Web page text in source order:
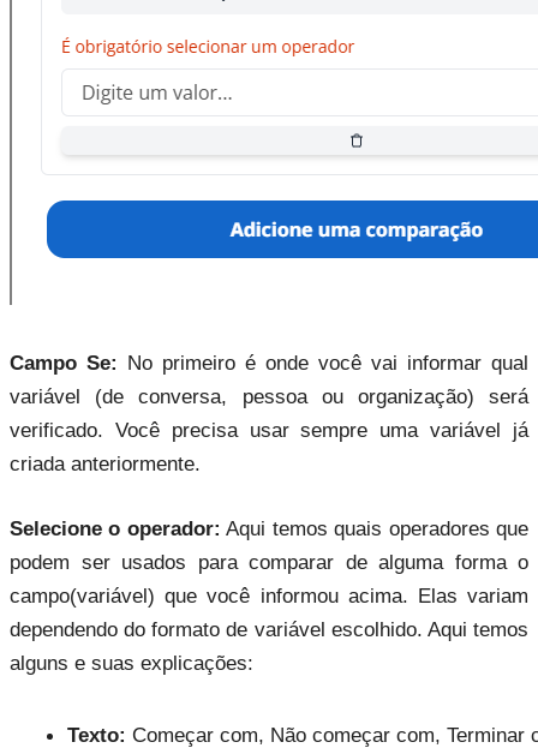
Campo Se: No primeiro é onde você vai informar qual
variável (de conversa, pessoa ou organização) será
verificado. Você precisa usar sempre uma variável já
criada anteriormente.
Selecione o operador: Aqui temos quais operadores que
podem ser usados para comparar de alguma forma o
campo(variável) que você informou acima. Elas variam
dependendo do formato de variável escolhido. Aqui temos
alguns e suas explicações:
Texto: Começar com, Não começar com,